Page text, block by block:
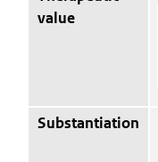
value
Substantiation